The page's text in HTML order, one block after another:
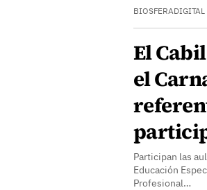
BIOSFERADIGITAL
El
el
Participan las
Educación
Profesional…